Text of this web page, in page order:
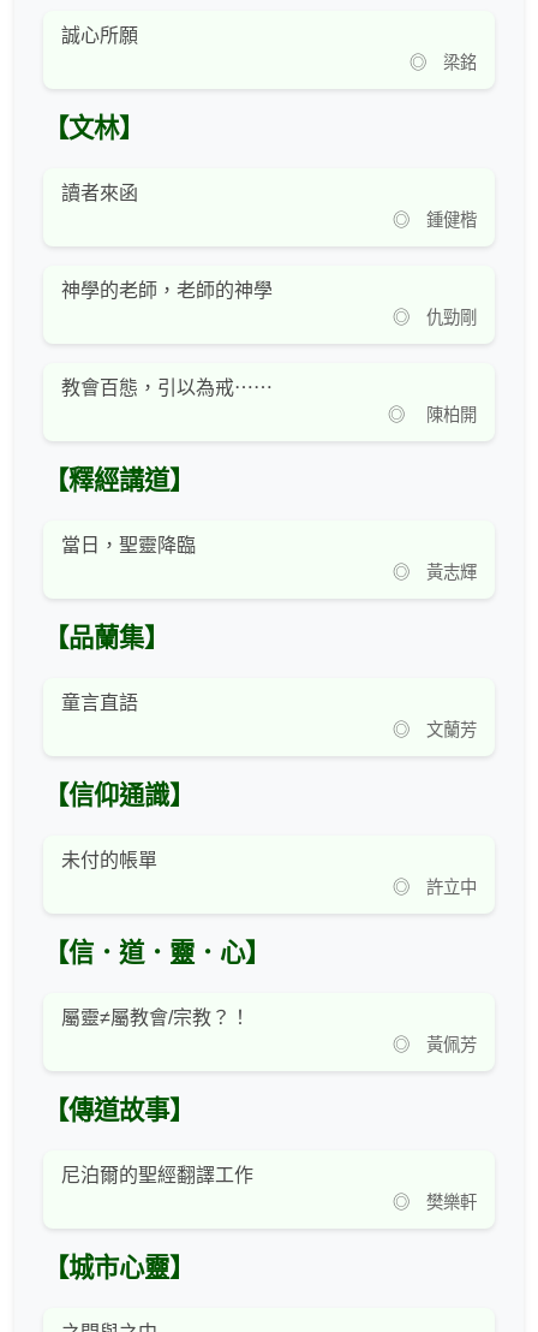
誠心所願
◎ 梁銘
【文林】
讀者來函
◎ 鍾健楷
神學的老師，老師的神學
◎ 仇勁剛
教會百態，引以為戒⋯⋯
◎ 陳柏開
【釋經講道】
當日，聖靈降臨
◎ 黃志輝
【品蘭集】
童言直語
◎ 文蘭芳
【信仰通識】
未付的帳單
◎ 許立中
【信．道．靈．心】
屬靈≠屬教會/宗教？！
◎ 黃佩芳
【傳道故事】
尼泊爾的聖經翻譯工作
◎ 樊樂軒
【城市心靈】